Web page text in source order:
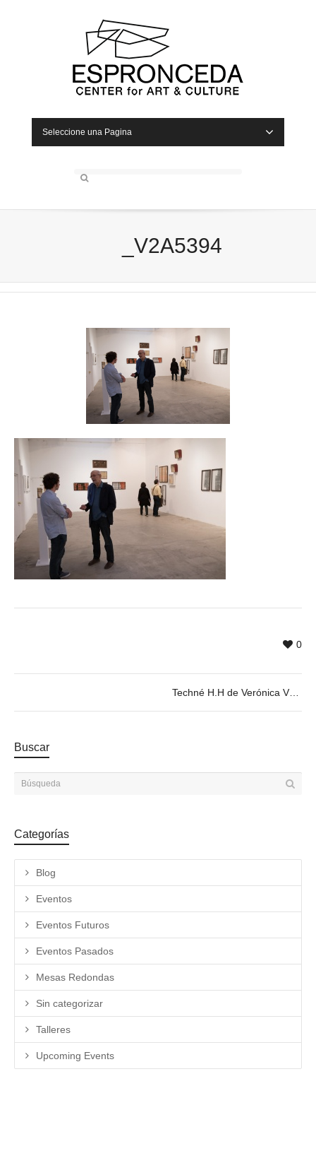
Seleccione una Pagina
_V2A5394
0
Buscar
Categorías
Blog
Eventos
Eventos Futuros
Eventos Pasados
Mesas Redondas
Sin categorizar
Talleres
Upcoming Events